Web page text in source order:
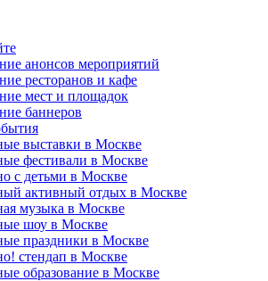
анонсов мероприятий
ресторанов и кафе
мест и площадок
баннеров
выставки в Москве
фестивали в Москве
с детьми в Москве
активный отдых в Москве
музыка в Москве
шоу в Москве
праздники в Москве
стендап в Москве
образование в Москве